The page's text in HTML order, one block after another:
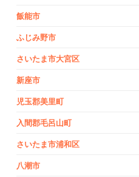
飯能市
ふじみ野市
さいたま市大宮区
新座市
児玉郡美里町
入間郡毛呂山町
さいたま市浦和区
八潮市